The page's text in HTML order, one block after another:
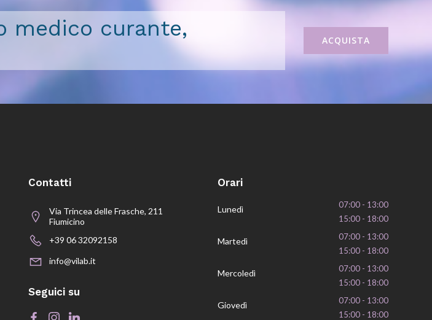
medico curante,
ACQUISTA
Contatti
Via Trincea delle Frasche, 211
Fiumicino
+39 06 32092158
info@vilab.it
Seguici su
Orari
Lunedì
07:00 - 13:00
15:00 - 18:00
Martedì
07:00 - 13:00
15:00 - 18:00
Mercoledì
07:00 - 13:00
15:00 - 18:00
Giovedì
07:00 - 13:00
15:00 - 18:00